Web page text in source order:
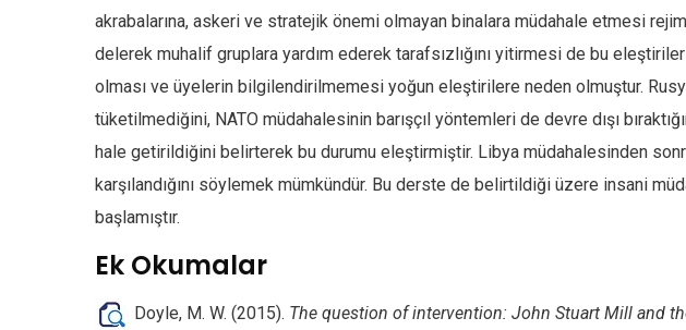
akrabalarına, askeri ve stratejik önemi olmayan binalara müdahale etmesi
delerek muhalif gruplara yardım ederek tarafsızlığını yitirmesi de bu
olması ve üyelerin bilgilendirilmemesi yoğun eleştirilere neden olmuştur.
tüketilmediğini, NATO müdahalesinin barışçıl yöntemleri de devre dışı
hale getirildiğini belirterek bu durumu eleştirmiştir. Libya müdahalesinden
karşılandığını söylemek mümkündür. Bu derste de belirtildiği üzere insani
başlamıştır.
Ek Okumalar
Doyle, M. W. (2015). The question of intervention: John Stuart Mill and